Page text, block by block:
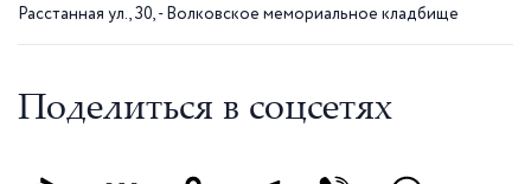
Расстанная ул., 30, - Волковское мемориальное кладбище
Поделиться в соцсетях